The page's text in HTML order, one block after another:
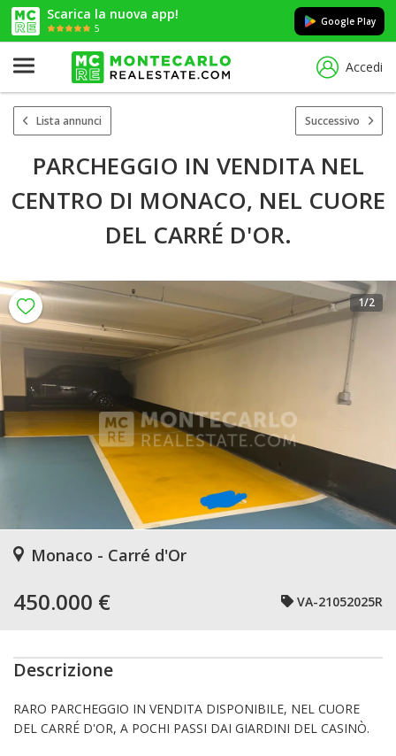
Scarica la nuova app!
5
Google Play
Accedi
Lista annunci Successivo
PARCHEGGIO IN VENDITA NEL
CENTRO DI MONACO, NEL CUORE
DEL CARRÉ D'OR.
1/2
Monaco - Carré d'Or
450.000 € VA-21052025R
Descrizione
RARO PARCHEGGIO IN VENDITA DISPONIBILE, NEL CUORE
DEL CARRÉ D'OR, A POCHI PASSI DAI GIARDINI DEL CASINÒ.